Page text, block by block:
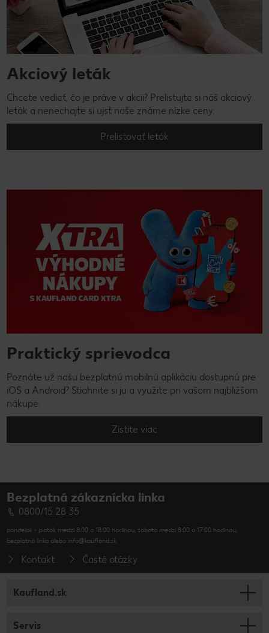
Akciový leták
Chcete vedieť, čo je práve v akcii? Prelistujte si náš akciový
leták a nenechajte si ujsť naše známe nízke ceny.
Prelistovať leták
Praktický sprievodca
Poznáte už našu bezplatnú mobilnú aplikáciu dostupnú pre
iOS a Android? Stiahnite si ju a využite pri vašom najbližšom
nákupe.
Zistite viac
Bezplatná zákaznícka linka
0800/15 28 35
pondelok - piatok medzi 8:00 a 18:00 hodinou, sobota medzi 8:00 a 17:00 hodinou,
bezplatná linka alebo info@kaufland.sk
Kontakt Časté otázky
Kaufland.sk
Servis